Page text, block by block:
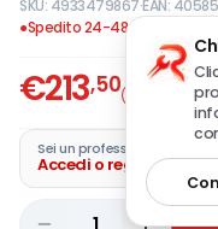
coppia/dimensioni.
Il mandrino Heavy
trattiene
sostituzione.
Frizione
per avvitatura
Aggancio per
Il DNA della nostra
SKU: 4933479867·EAN:
●Spedito 24-48 ore
€213,50
Sei un professionista?
Accedi o registra la